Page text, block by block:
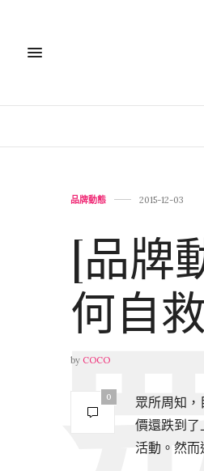
品牌動態 2015-12-03
[品牌
何自
by COCO
0
眾所周知
價還跌到了
活動。然而